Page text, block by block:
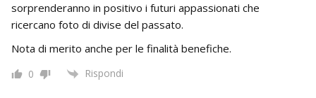
sorprenderanno in positivo i futuri appassionati che
ricercano foto di divise del passato.
Nota di merito anche per le finalità benefiche.
0 Rispondi